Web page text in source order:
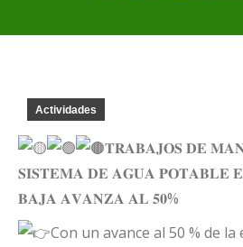
Actividades
𝐓𝐑𝐀𝐁𝐀𝐉𝐎𝐒 𝐃𝐄
𝐒𝐈𝐒𝐓𝐄𝐌𝐀 𝐃𝐄 𝐀𝐆𝐔𝐀 𝐏𝐎𝐓𝐀𝐁𝐋𝐄
𝐁𝐀𝐉𝐀 𝐀𝐕𝐀𝐍𝐙𝐀 𝐀𝐋 𝟓𝟎%
Con un avance al 50 % de